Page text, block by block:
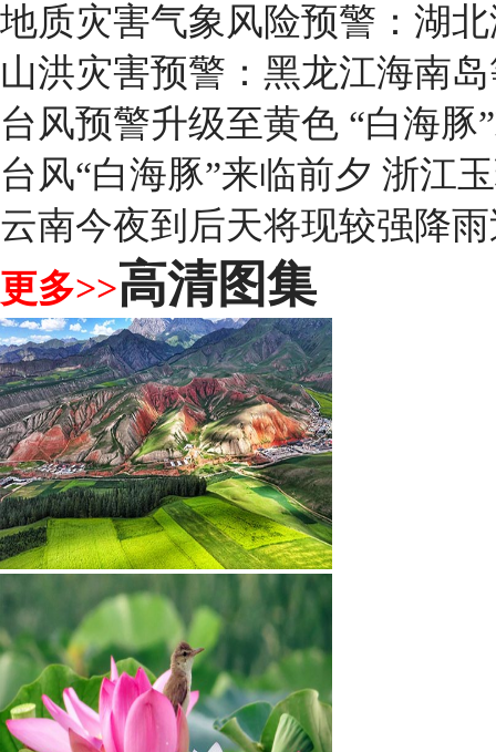
地质灾害气象风险预警：湖
山洪灾害预警：黑龙江海南
台风预警升级至黄色 “白海
台风“白海豚”来临前夕 浙江
云南今夜到后天将现较强降
更多>>高清图集